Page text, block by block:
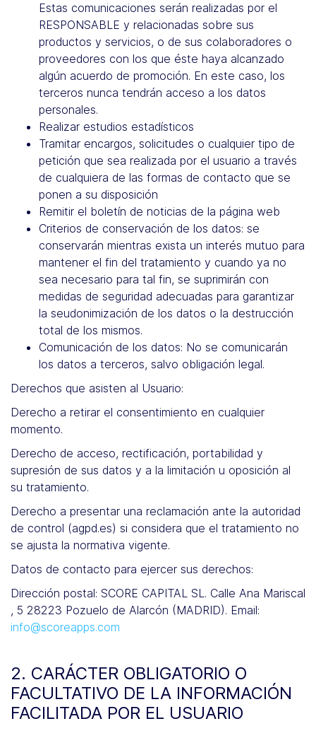
Estas comunicaciones serán realizadas por el
RESPONSABLE y relacionadas sobre sus
productos y servicios, o de sus colaboradores o
proveedores con los que éste haya alcanzado
algún acuerdo de promoción. En este caso, los
terceros nunca tendrán acceso a los datos
personales.
Realizar estudios estadísticos
Tramitar encargos, solicitudes o cualquier tipo de
petición que sea realizada por el usuario a través
de cualquiera de las formas de contacto que se
ponen a su disposición
Remitir el boletín de noticias de la página web
Criterios de conservación de los datos: se
conservarán mientras exista un interés mutuo para
mantener el fin del tratamiento y cuando ya no
sea necesario para tal fin, se suprimirán con
medidas de seguridad adecuadas para garantizar
la seudonimización de los datos o la destrucción
total de los mismos.
Comunicación de los datos: No se comunicarán
los datos a terceros, salvo obligación legal.
Derechos que asisten al Usuario:
Derecho a retirar el consentimiento en cualquier
momento.
Derecho de acceso, rectificación, portabilidad y
supresión de sus datos y a la limitación u oposición al
su tratamiento.
Derecho a presentar una reclamación ante la autoridad
de control (agpd.es) si considera que el tratamiento no
se ajusta la normativa vigente.
Datos de contacto para ejercer sus derechos:
Dirección postal: SCORE CAPITAL SL. Calle Ana Mariscal
, 5 28223 Pozuelo de Alarcón (MADRID). Email:
info@scoreapps.com
2. CARÁCTER OBLIGATORIO O
FACULTATIVO DE LA INFORMACIÓN
FACILITADA POR EL USUARIO